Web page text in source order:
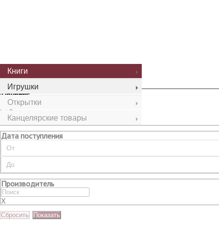
Книги
Игрушки
Открытки
Канцелярские товары
Сбросить
Наличие
Все
В наличии
Нет в наличии
Дата поступления
Производитель
X
Сбросить Показать